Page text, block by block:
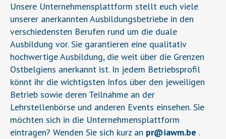
Unsere Unternehmensplattform stellt euch viele
unserer anerkannten Ausbildungsbetriebe in den
verschiedensten Berufen rund um die duale
Ausbildung vor. Sie garantieren eine qualitativ
hochwertige Ausbildung, die weit über die Grenzen
Ostbelgiens anerkannt ist. In jedem Betriebsprofil
könnt ihr die wichtigsten Infos über den jeweiligen
Betrieb sowie deren Teilnahme an der
Lehrstellenbörse und anderen Events einsehen. Sie
möchten sich in die Unternehmensplattform
eintragen? Wenden Sie sich kurz an pr@iawm.be .